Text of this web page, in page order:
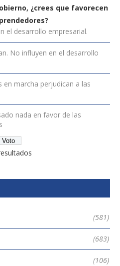
¿crees que favorecen
el desarrollo empresarial.
No influyen en el desarrollo
en marcha perjudican a las
nada en favor de las
(581)
(683)
(106)